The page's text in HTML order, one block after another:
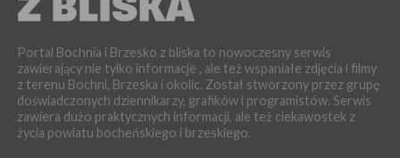
05 sierpnia 2026
BRZESKO. RPWiK apeluje o racjonalne gospodarowanie wodą
WYDARZENIA
05 sierpnia 2026
BRZESKO. Dożynki zaplanowano na 15 sierpnia
WYDARZENIA
04 sierpnia 2026
MASZKIENICE. Pies pogryzł 3-letnią dziewczynkę. Śmigłowiec
Portal Bochnia i Brzesko z bliska to nowoczesny serwis
zawierający nie tylko informacje , ale też wspaniałe zdjęcia i filmy
z terenu Bochni, Brzeska i okolic. Został stworzony przez grupę
doświadczonych dziennikarzy, grafików i programistów. Serwis
zawiera dużo praktycznych informacji, ale też ciekawostek z
życia powiatu bocheńskiego i brzeskiego.